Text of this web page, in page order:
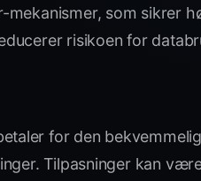
som sikrer
risikoen for
for den
Tilpasninger kan